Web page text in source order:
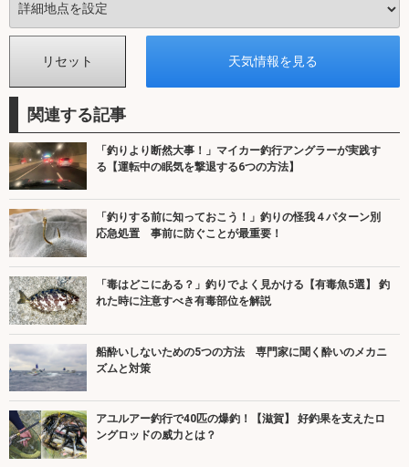
関連する記事
「釣りより断然大事！」マイカー釣行アングラーが実践す
る【運転中の眠気を撃退する6つの方法】
「釣りする前に知っておこう！」釣りの怪我４パターン別
応急処置 事前に防ぐことが最重要！
「毒はどこにある？」釣りでよく見かける【有毒魚5選】 釣
れた時に注意すべき有毒部位を解説
船酔いしないための5つの方法 専門家に聞く酔いのメカニ
ズムと対策
アユルアー釣行で40匹の爆釣！【滋賀】 好釣果を支えたロ
ングロッドの威力とは？